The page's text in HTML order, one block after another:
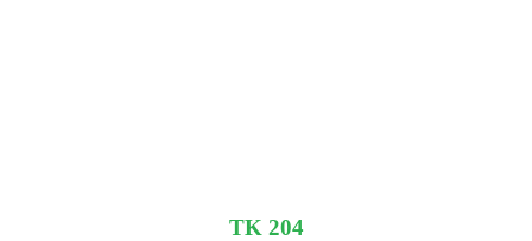
TK 204